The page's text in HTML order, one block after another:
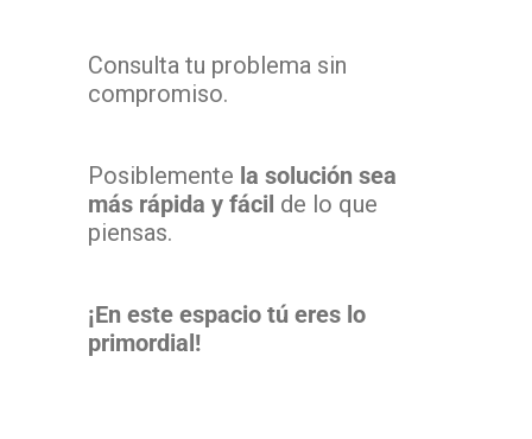
Consulta tu problema sin
compromiso.
Posiblemente la solución sea
más rápida y fácil de lo que
piensas.
¡En este espacio tú eres lo
primordial!